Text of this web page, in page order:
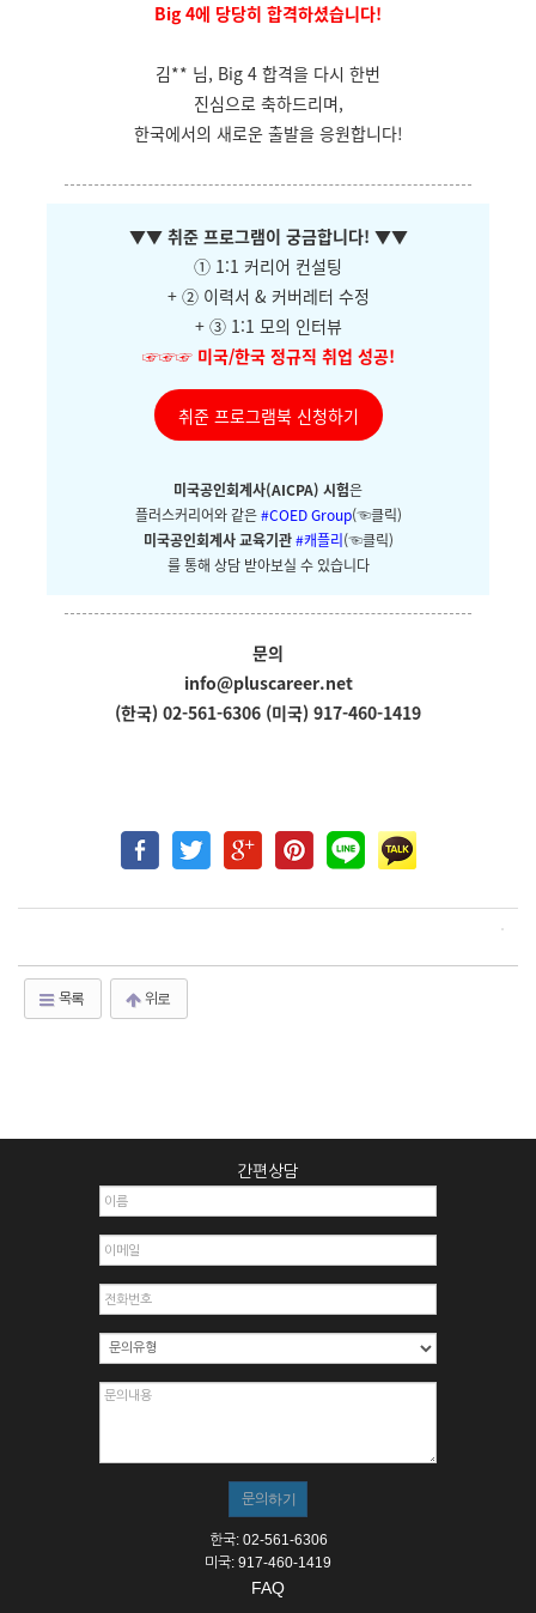
Big 4에 당당히 합격하셨습니다!
김** 님, Big 4 합격을 다시 한번
진심으로 축하드리며,
한국에서의 새로운 출발을 응원합니다!
▼▼ 취준 프로그램이 궁금합니다! ▼▼
① 1:1 커리어 컨설팅
+ ② 이력서 & 커버레터 수정
+ ③ 1:1 모의 인터뷰
☞☞☞ 미국/한국 정규직 취업 성공!
취준 프로그램북 신청하기
미국공인회계사(AICPA) 시험은
플러스커리어와 같은#COED Group(☜클릭)
미국공인회계사 교육기관#캐플리(☜클릭)
를 통해 상담 받아보실 수 있습니다
문의
info@pluscareer.net
(한국) 02-561-6306 (미국) 917-460-1419
목록 위로
간편상담
한국: 02-561-6306
미국: 917-460-1419
FAQ